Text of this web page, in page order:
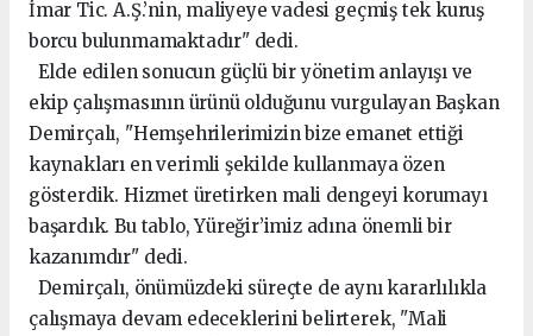
İmar Tic. A.Ş.’nin, maliyeye vadesi geçmiş tek kuruş
borcu bulunmamaktadır" dedi.
Elde edilen sonucun güçlü bir yönetim anlayışı ve
ekip çalışmasının ürünü olduğunu vurgulayan Başkan
Demirçalı, "Hemşehrilerimizin bize emanet ettiği
kaynakları en verimli şekilde kullanmaya özen
gösterdik. Hizmet üretirken mali dengeyi korumayı
başardık. Bu tablo, Yüreğir’imiz adına önemli bir
kazanımdır" dedi.
Demirçalı, önümüzdeki süreçte de aynı kararlılıkla
çalışmaya devam edeceklerini belirterek, "Mali